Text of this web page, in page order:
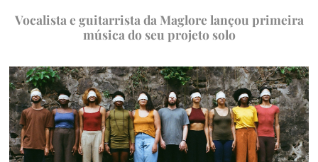
Vocalista e guitarrista da Maglore lançou primeira
música do seu projeto solo